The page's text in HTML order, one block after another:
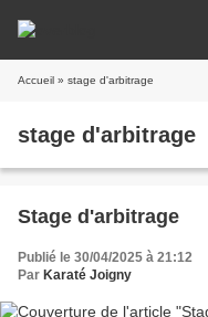
Accueil » stage d'arbitrage
stage d'arbitrage
Stage d'arbitrage
Publié le 30/04/2025 à 21:12
Par Karaté Joigny